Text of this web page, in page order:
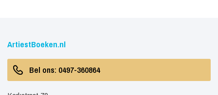
ArtiestBoeken.nl
Bel ons: 0497-360864